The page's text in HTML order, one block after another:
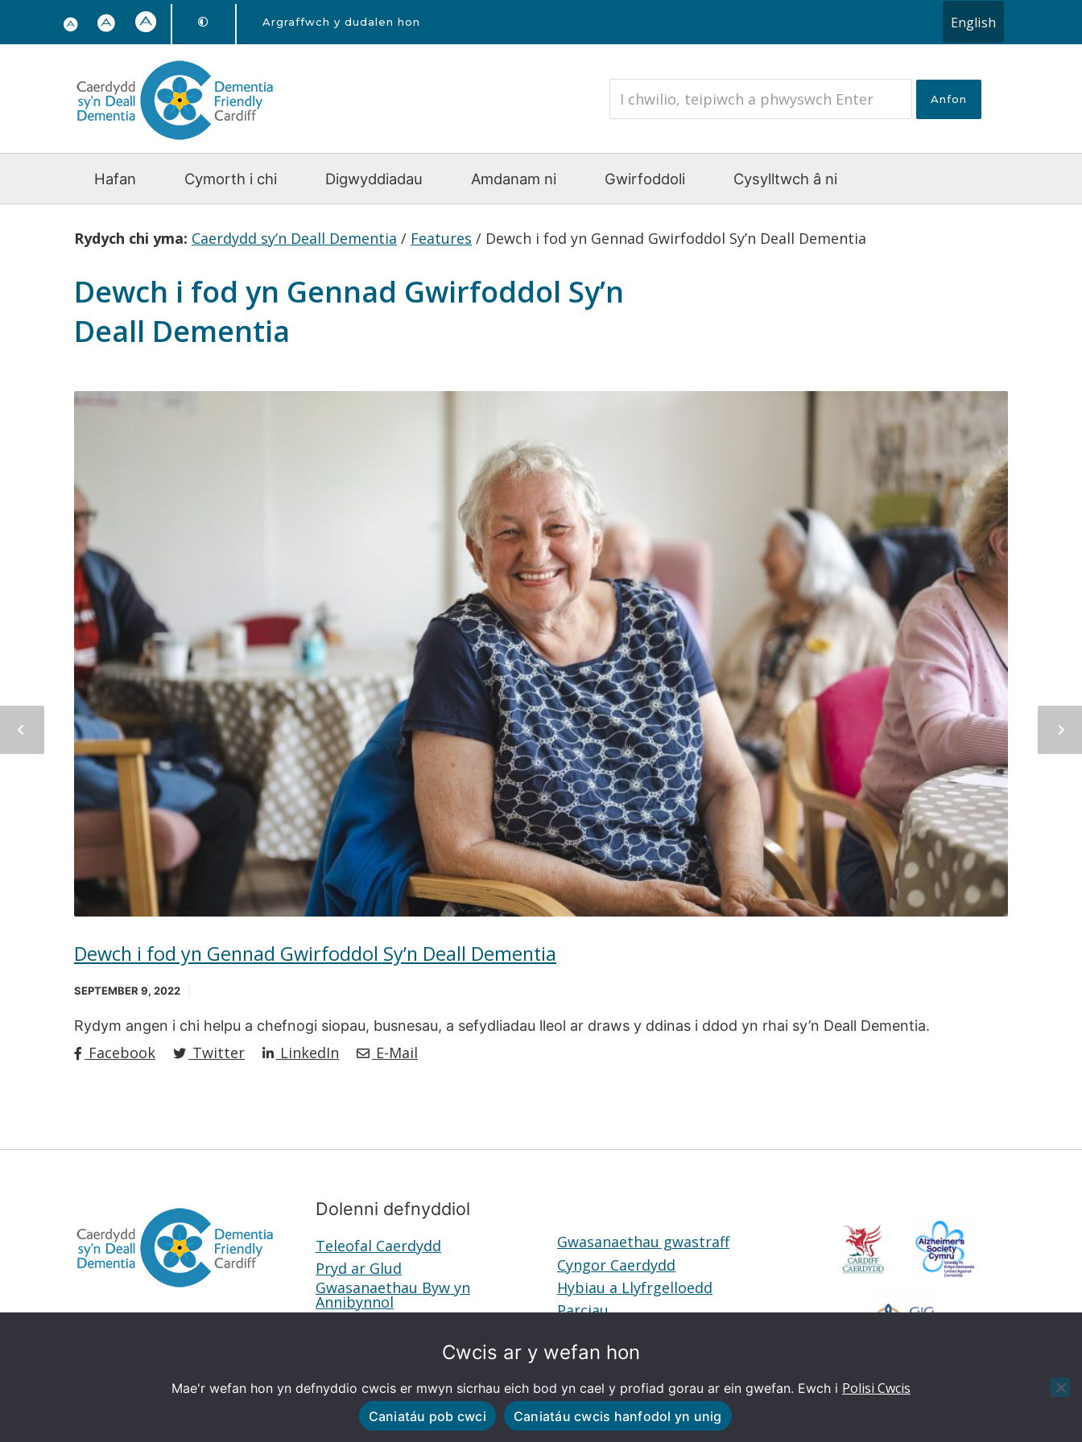
Argraffwch y dudalen hon English
Hafan Cymorth i chi Digwyddiadau Amdanam ni Gwirfoddoli Cysylltwch â ni
Rydych chi yma: Caerdydd sy’n Deall Dementia / Features / Dewch i fod yn Gennad Gwirfoddol Sy’n Deall Dementia
Dewch i fod yn Gennad Gwirfoddol Sy’n
Deall Dementia
Dewch i fod yn Gennad Gwirfoddol Sy’n Deall Dementia
SEPTEMBER 9, 2022
Rydym angen i chi helpu a chefnogi siopau, busnesau, a sefydliadau lleol ar draws y ddinas i ddod yn rhai sy’n Deall Dementia.
Facebook Twitter LinkedIn E-Mail
Dolenni defnyddiol
Teleofal Caerdydd
Pryd ar Glud
ar
Glud
Gwasanaethau Byw yn
Annibynnol
Gwasanaethau
Byw
Annibynnol
Gwasanaethau gwastraff
Cyngor Caerdydd
Hybiau a Llyfrgelloedd
a
ParciauParciau
Cwcis ar y wefan hon
Mae'r wefan hon yn defnyddio cwcis er mwyn sicrhau eich bod yn cael y profiad gorau ar ein gwefan. Ewch i Polisi Cwcis
Caniatáu pob cwci Caniatáu cwcis hanfodol yn unig